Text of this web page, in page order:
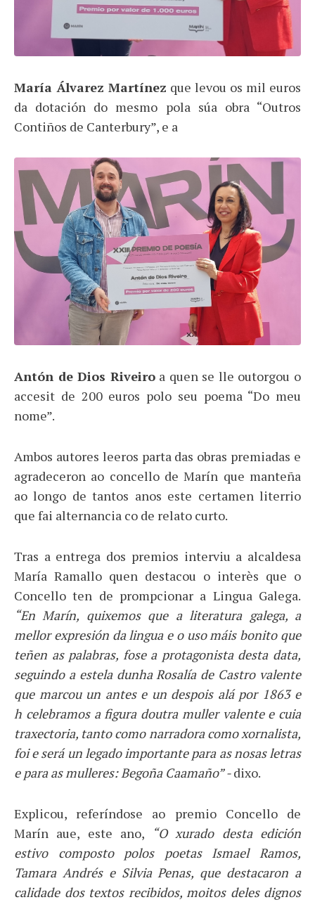
María Álvarez Martínez que levou os mil euros
da dotación do mesmo pola súa obra “Outros
Contiños de Canterbury”, e a
Antón de Dios Riveiroa quen se lle outorgou o
accesit de 200 euros polo seu poema “Do meu
nome”.
Ambos autores leeros parta das obras premiadas e
agradeceron ao concello de Marín que manteña
ao longo de tantos anos este certamen literrio
que fai alternancia co de relato curto.
Tras a entrega dos premios interviu a alcaldesa
María Ramallo quen destacou o interès que o
Concello ten de prompcionar a Lingua Galega.
“En Marín, quixemos que a literatura galega, a
mellor expresión da lingua e o uso máis bonito que
teñen as palabras, fose a protagonista desta data,
seguindo a estela dunha Rosalía de Castro valente
que marcou un antes e un despois alá por 1863e
h celebramos a figura doutra muller valente e cuia
traxectoria, tanto como narradora como xornalista,
foi e será un legado importante para as nosas letras
e para as mulleres: Begoña Caamaño” -dixo.
Explicou, referíndose ao premio Concello de
Marín aue, este ano,
“O xurado desta edición
estivo composto polos poetas Ismael Ramos,
Tamara Andrés e Silvia Penas, que destacaron a
calidade dos textos recibidos, moitos deles dignos